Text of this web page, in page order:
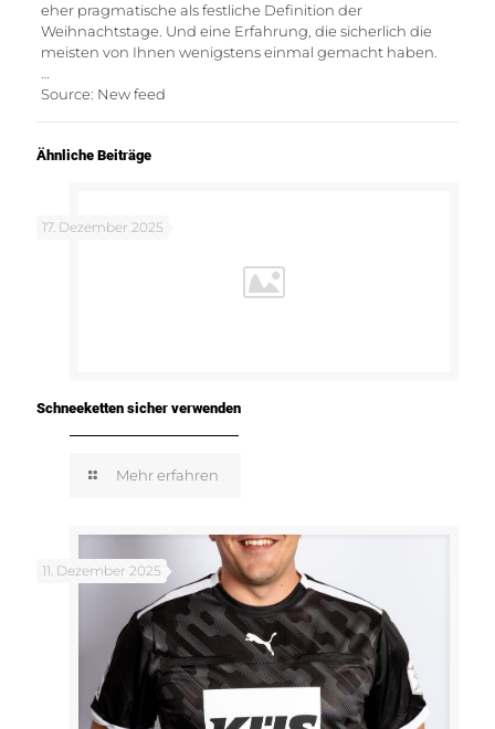
eher pragmatische als festliche Definition der
Weihnachtstage. Und eine Erfahrung, die sicherlich die
meisten von Ihnen wenigstens einmal gemacht haben.
Source: New feed
Ähnliche Beiträge
17. Dezember 2025
Schneeketten sicher verwenden
Mehr erfahren
11. Dezember 2025